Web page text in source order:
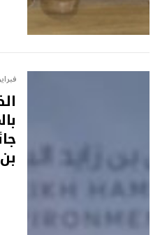
فبراير 5,